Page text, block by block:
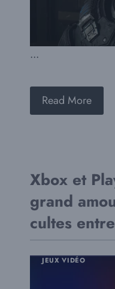
...
Read More
Xbox et
grand
cultes
JEUX VIDÉO